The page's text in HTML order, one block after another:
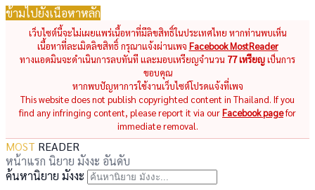
ข้ามไปยังเนื้อหาหลัก
เว็บไซต์นี้จะไม่เผยแพร่เนื้อหาที่มีลิขสิทธิ์ในประเทศไทย หากท่านพบเห็น
เนื้อหาที่ละเมิดลิขสิทธิ์ กรุณาแจ้งผ่านเพจ Facebook MostReader
ทางแอดมินจะดำเนินการลบทันที และมอบเหรียญจำนวน 77 เหรียญเป็นการ
ขอบคุณ
หากพบปัญหาการใช้งานเว็บไซต์โปรดแจ้งที่เพจ
This website does not publish copyrighted content in Thailand. If you
find any infringing content, please report it via ourFacebook pagefor
immediate removal.
MOST READER
หน้าแรก นิยาย มังงะ อันดับ
ค้นหานิยาย มังงะ